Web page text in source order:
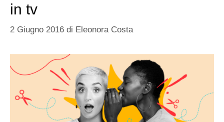
in tv
2 Giugno 2016 di Eleonora Costa